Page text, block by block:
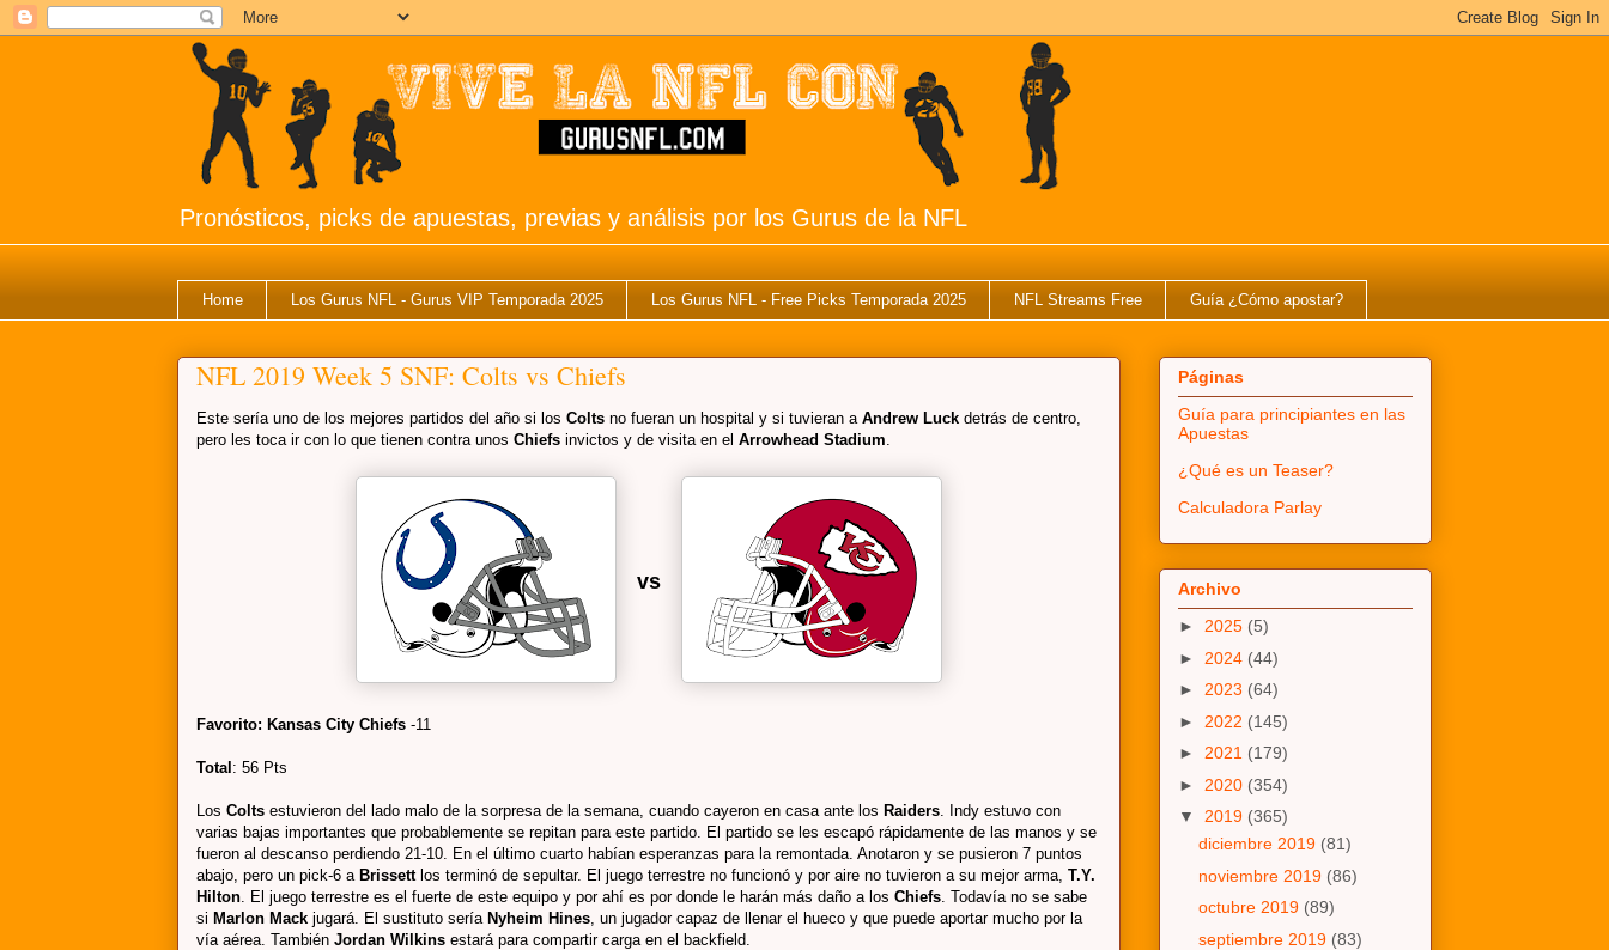
Pronósticos, picks de apuestas, previas y análisis por los Gurus de la NFL
Home Los Gurus NFL - Gurus VIP Temporada 2025 Los Gurus NFL - Free Picks Temporada 2025 NFL Streams Free Guía ¿Cómo apostar?
NFL 2019 Week 5 SNF: Colts vs Chiefs
Este sería uno de los mejores partidos del año si los Colts no fueran un hospital y si tuvieran a Andrew Luck detrás de centro,
pero les toca ir con lo que tienen contra unos Chiefs invictos y de visita en el Arrowhead Stadium
vs
Favorito: Kansas City Chiefs -11
Total: 56 Pts
Los Colts estuvieron del lado malo de la sorpresa de la semana, cuando cayeron en casa ante los Raiders . Indy estuvo con
varias bajas importantes que probablemente se repitan para este partido. El partido se les escapó rápidamente de las manos y se
fueron al descanso perdiendo 21-10. En el último cuarto habían esperanzas para la remontada. Anotaron y se pusieron 7 puntos
abajo, pero un pick-6 a Brissettlos terminó de sepultar. El juego terrestre no funcionó y por aire no tuvieron a su mejor arma, T.Y.
Hilton . El juego terrestre es el fuerte de este equipo y por ahí es por donde le harán más daño a los Chiefs . Todavía no se sabe
si Marlon Mack jugará. El sustituto sería Nyheim Hines , un jugador capaz de llenar el hueco y que puede aportar mucho por la
vía aérea. También Jordan Wilkins estará para compartir carga en el backfield.
Páginas
Guía para principiantes en las
Apuestas
¿Qué es un Teaser?
Calculadora Parlay
Archivo
► 2025 (5)
► 2024 (44)
► 2023 (64)
► 2022 (145)
► 2021 (179)
► 2020 (354)
▼ 2019 (365)
diciembre 2019 (81)
noviembre 2019 (86)
octubre 2019 (89)
septiembre 2019 (83)